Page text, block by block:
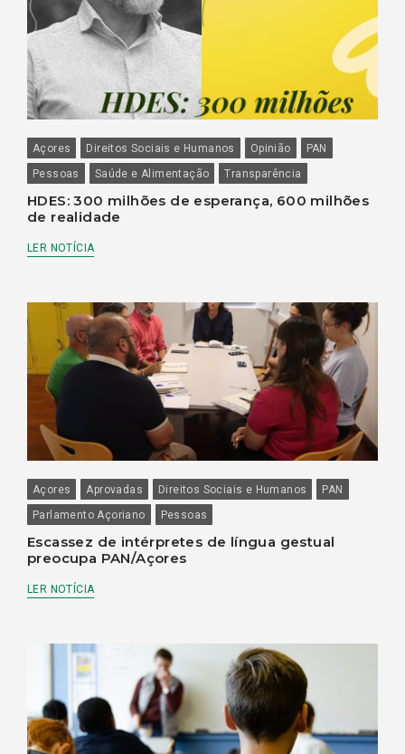
Açores Direitos Sociais e Humanos Opinião
PAN
Pessoas
Saúde e Alimentação Transparência
HDES: 300 milhões de esperança, 600 milhões
de realidade
LER NOTÍCIA
Açores Aprovadas Direitos Sociais e Humanos
PAN
Parlamento Açoriano
Pessoas
Escassez de intérpretes de língua gestual
preocupa PAN/Açores
LER NOTÍCIA